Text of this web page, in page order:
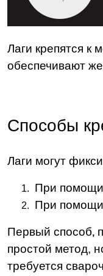
Лаги крепятся к
обеспечивают
Способы
Лаги могут
При помощи
При помощи
Первый способ,
простой метод,
требуется